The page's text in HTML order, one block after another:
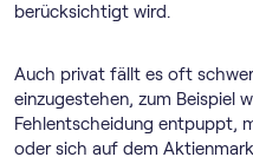
berücksichtigt wird.
Auch privat fällt es oft
einzugestehen, zum Beispiel
Fehlentscheidung entpuppt,
oder sich auf dem